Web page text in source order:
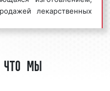
Многие клиенты
используют рекламу
основе, добиваясь при
рекламных
способы и средства
лекарственных
фармацевтической
помощь
консультирования
мы